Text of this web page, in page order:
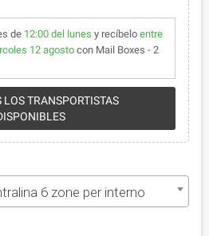
de 12:00 del lunes y recíbelo entre
12 agosto con Mail Boxes - 2
LOS TRANSPORTISTAS
6 zone per interno